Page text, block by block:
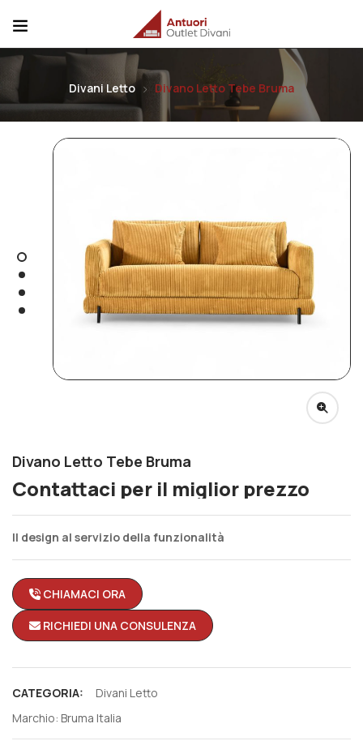
Divani Letto Divano Letto Tebe Bruma
Divano Letto Tebe Bruma
Contattaci per il miglior prezzo
Il design al servizio della funzionalità
CHIAMACI ORA
RICHIEDI UNA CONSULENZA
CATEGORIA:
Divani Letto
Marchio: Bruma Italia